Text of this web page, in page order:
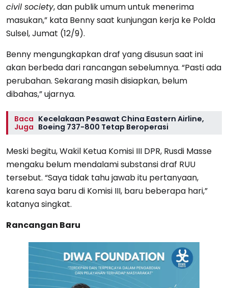
civil society, dan publik umum untuk menerima
masukan,” kata Benny saat kunjungan kerja ke Polda
Sulsel, Jumat (12/9).
Benny mengungkapkan draf yang disusun saat ini
akan berbeda dari rancangan sebelumnya. “Pasti ada
perubahan. Sekarang masih disiapkan, belum
dibahas,” ujarnya.
Baca
Juga
Kecelakaan Pesawat China Eastern Airline,
Boeing 737-800 Tetap Beroperasi
Meski begitu, Wakil Ketua Komisi III DPR, Rusdi Masse
mengaku belum mendalami substansi draf RUU
tersebut. “Saya tidak tahu jawab itu pertanyaan,
karena saya baru di Komisi III, baru beberapa hari,”
katanya singkat.
Rancangan Baru